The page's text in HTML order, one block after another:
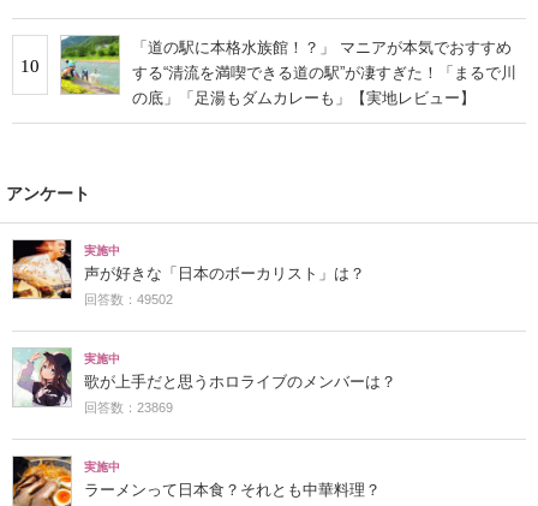
10
「道の駅に本格水族館！？」 マニアが本気でおすすめ
する“清流を満喫できる道の駅”が凄すぎた！「まるで川
の底」「足湯もダムカレーも」【実地レビュー】
アンケート
実施中
声が好きな「日本のボーカリスト」は？
回答数：49502
実施中
歌が上手だと思うホロライブのメンバーは？
回答数：23869
実施中
ラーメンって日本食？それとも中華料理？